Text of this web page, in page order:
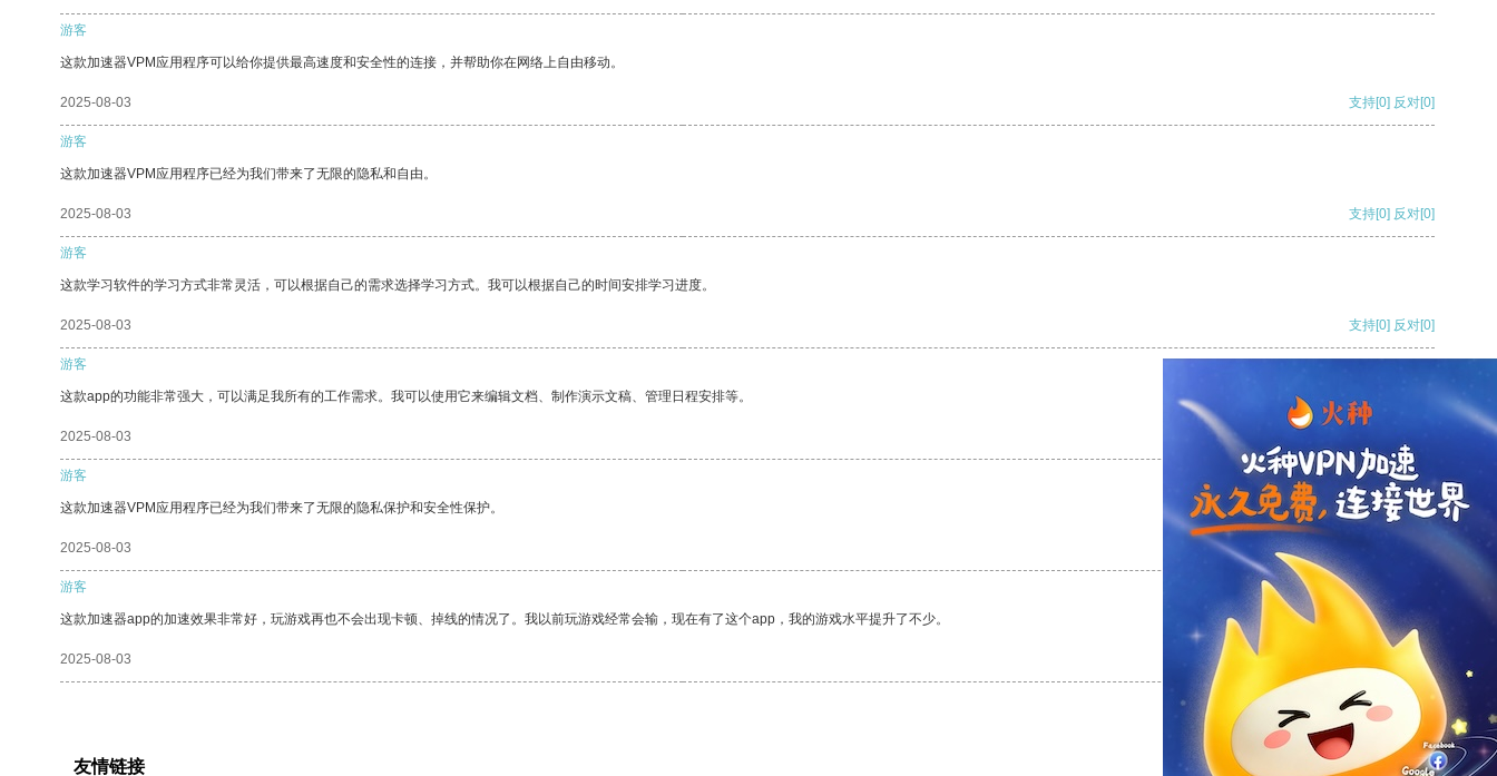
游客
这款加速器VPM应用程序可以给你提供最高速度和安全性的连接，并帮助你在网络上自由移动。
2025-08-03 支持[0] 反对[0]
游客
这款加速器VPM应用程序已经为我们带来了无限的隐私和自由。
2025-08-03 支持[0] 反对[0]
游客
这款学习软件的学习方式非常灵活，可以根据自己的需求选择学习方式。我可以根据自己的时间安排学习进度。
2025-08-03 支持[0] 反对[0]
游客
这款app的功能非常强大，可以满足我所有的工作需求。我可以使用它来编辑文档、制作演示文稿、管理日程安排等。
2025-08-03
游客
这款加速器VPM应用程序已经为我们带来了无限的隐私保护和安全性保护。
2025-08-03 反对
游客
这款加速器app的加速效果非常好，玩游戏再也不会出现卡顿、掉线的情况了。我以前玩游戏经常会输，现在有了这个app，我的游戏水平提升了不少。
2025-08-03 反对[0]
友情链接